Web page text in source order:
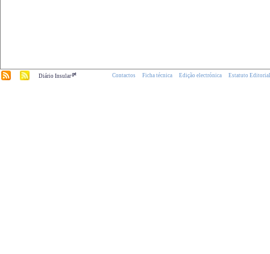
Diário Insular.pt Contactos Ficha técnica Edição electrónica Estatuto Editorial